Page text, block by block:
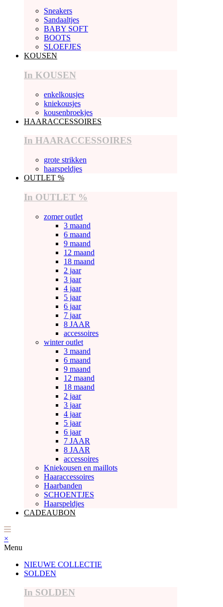
Sneakers
Sandaaltjes
BABY SOFT
BOOTS
SLOEFJES
KOUSEN
In KOUSEN
enkelkousjes
kniekousjes
kousenbroekjes
HAARACCESSOIRES
In HAARACCESSOIRES
grote strikken
haarspeldjes
OUTLET %
In OUTLET %
zomer outlet
3 maand
6 maand
9 maand
12 maand
18 maand
2 jaar
3 jaar
4 jaar
5 jaar
6 jaar
7 jaar
8 JAAR
accessoires
winter outlet
3 maand
6 maand
9 maand
12 maand
18 maand
2 jaar
3 jaar
4 jaar
5 jaar
6 jaar
7 JAAR
8 JAAR
accessoires
Kniekousen en maillots
Haaraccessoires
Haarbanden
SCHOENTJES
Haarspeldjes
CADEAUBON
×
Menu
NIEUWE COLLECTIE
SOLDEN
In SOLDEN